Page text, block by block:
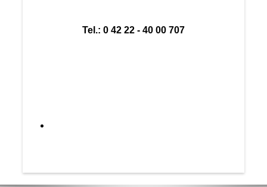
Tel.: 0 42 22 - 40 00 707